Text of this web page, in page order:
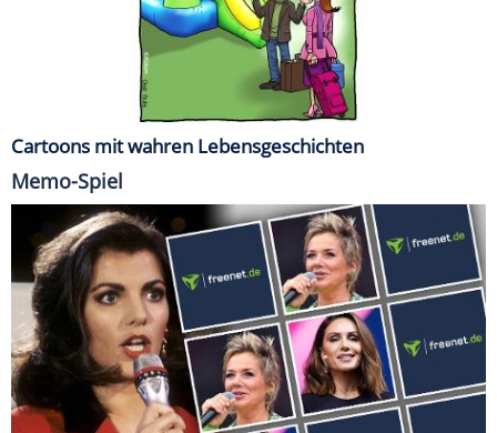
Cartoons mit wahren Lebensgeschichten
Memo-Spiel